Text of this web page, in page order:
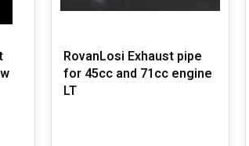
RovanLosi Exhaust pipe
for 45cc and 71cc engine
LT